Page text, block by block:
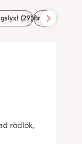
(29)Bröllop (20)
rödlök,